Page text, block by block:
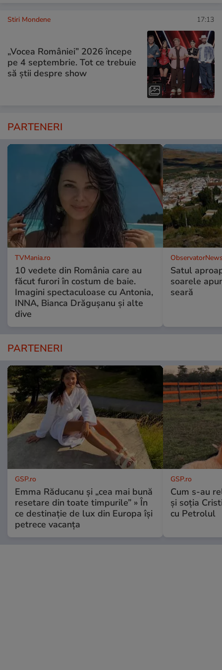
Stiri Mondene 17:13
„Vocea României” 2026 începe
pe 4 septembrie. Tot ce trebuie
să știi despre show
PARTENERI
TVMania.ro
10 vedete din România care au
făcut furori în costum de baie.
Imagini spectaculoase cu Antonia,
INNA, Bianca Drăgușanu și alte
dive
Satul
soarele
seară
PARTENERI
GSP.ro
Emma Răducanu și „cea mai bună
resetare din toate timpurile” » În
ce destinație de lux din Europa își
petrece vacanța
GSP.ro
Cum s-au
și soția
cu Petrolul